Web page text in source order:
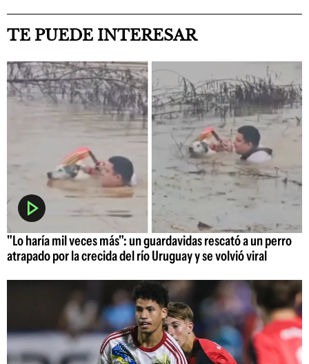
TE PUEDE INTERESAR
"Lo haría mil veces más": un guardavidas rescató a un perro
atrapado por la crecida del río Uruguay y se volvió viral